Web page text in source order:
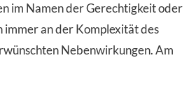
im Namen der Gerechtigkeit oder
an der Komplexität des
Nebenwirkungen. Am